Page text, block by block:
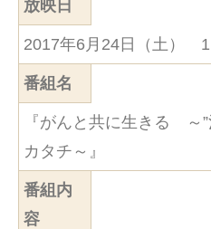
放映日
2017年6月24日（土）
番組名
『がんと共に生きる ～”
カタチ～』
番組内
容